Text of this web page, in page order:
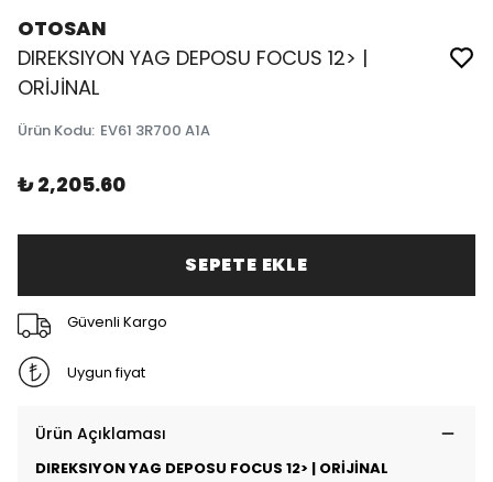
OTOSAN
DIREKSIYON YAG DEPOSU FOCUS 12> |
ORİJİNAL
Ürün Kodu: EV61 3R700 A1A
₺ 2,205.60
SEPETE EKLE
Güvenli Kargo
Uygun fiyat
Ürün Açıklaması
DIREKSIYON YAG DEPOSU FOCUS 12> | ORİJİNAL